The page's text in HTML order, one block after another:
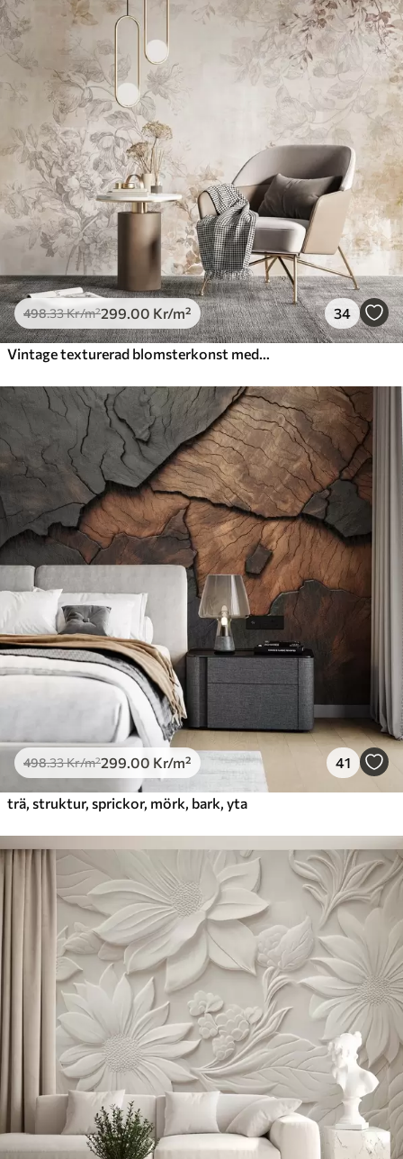
498.33Kr/m²299 .00 Kr/m² 34
498.33Kr/m²299 .00 Kr/m² 41
trä, struktur, sprickor, mörk, bark, yta